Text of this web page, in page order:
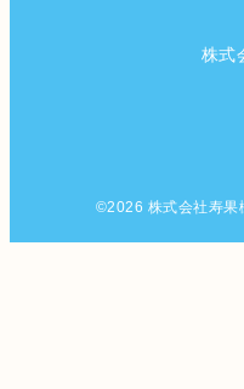
株式
©2026 株式会社寿果